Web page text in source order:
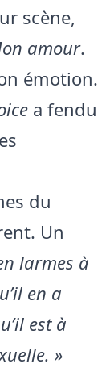
scène,
amour.
émotion.
a fendu
du
Un
larmes à
en a
est à
»